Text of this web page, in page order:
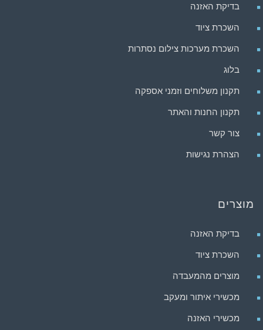
בדיקת האזנה
השכרת ציוד
השכרת מערכות צילום נסתרות
בלוג
תקנון משלוחים וזמני אספקה
תקנון החנות והאתר
צור קשר
הצהרת נגישות
מוצרים
בדיקת האזנה
השכרת ציוד
מוצרים מהמעבדה
מכשירי איתור ומעקב
מכשירי האזנה